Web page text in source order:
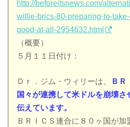
http://beforeitsnews.com/
willie-brics-80-preparing-to-
good-at-all-2954632.html
（概要）
５月１１日付け：
Ｄｒ．ジム・ウィリーは、
ＢＲ
国々が連携して米ドルを崩壊さ
伝えています。
ＢＲＩＣＳ連合に８０ヶ国が加